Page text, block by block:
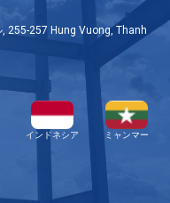
255-257 Hung Vuong, Thanh
インドネシア ミャンマー